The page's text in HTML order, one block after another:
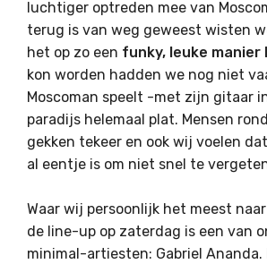
luchtiger optreden mee van
terug is van weg geweest wisten
het op zo een funky, leuke manier
kon worden hadden we nog niet
Moscoman speelt -met zijn gitaar
paradijs helemaal plat. Mensen
gekken tekeer en ook wij voelen
al eentje is om niet snel te
Waar wij persoonlijk het meest
de line-up op zaterdag is een van
minimal-artiesten: Gabriel Ananda.